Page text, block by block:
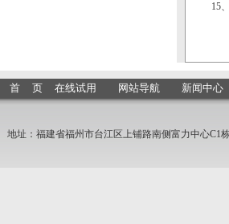
15、
首 页 在线试用 网站导航 新闻中心
地址：福建省福州市台江区上铺路南侧富力中心C1栋